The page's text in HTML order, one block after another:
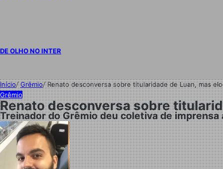
DE OLHO NO INTER
Início/Grêmio/Renato desconversa sobre titularidade de Luan, mas
Grêmio
Renato desconversa sobre
Treinador do Grêmio deu coletiva de